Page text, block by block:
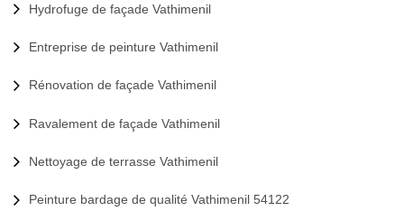
Hydrofuge de façade Vathimenil
Entreprise de peinture Vathimenil
Rénovation de façade Vathimenil
Ravalement de façade Vathimenil
Nettoyage de terrasse Vathimenil
Peinture bardage de qualité Vathimenil 54122